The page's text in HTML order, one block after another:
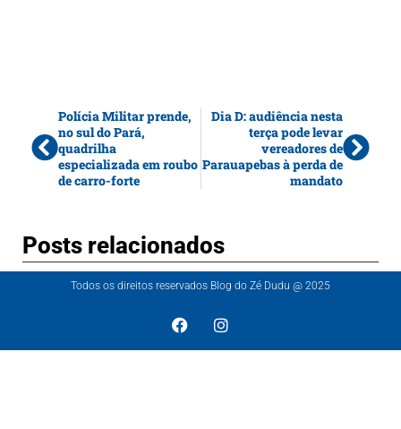
Polícia Militar prende,
no sul do Pará,
quadrilha
especializada em roubo
de carro-forte
Dia D: audiência nesta
terça pode levar
vereadores de
Parauapebas à perda de
mandato
Posts relacionados
Todos os direitos reservados Blog do Zé Dudu @ 2025